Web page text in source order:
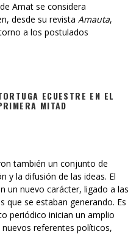
Amat se considera
desde su revista Amauta,
a los postulados
ECUESTRE EN EL
MITAD
también un conjunto de
y la difusión de las ideas. El
un nuevo carácter, ligado a las
que se estaban generando. Es
periódico inician un amplio
referentes políticos,